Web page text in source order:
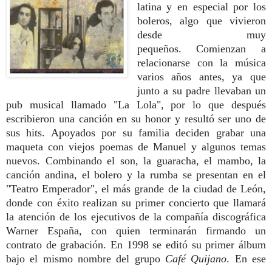
latina y en especial por los
boleros, algo que vivieron
desde muy
pequeños. Comienzan a
relacionarse con la música
varios años antes, ya que
junto a su padre llevaban un
pub musical llamado "La Lola", por lo que después
escribieron una canción en su honor y resultó ser uno de
sus hits. Apoyados por su familia deciden grabar una
maqueta con viejos poemas de Manuel y algunos temas
nuevos. Combinando el son, la guaracha, el mambo, la
canción andina, el bolero y la rumba se presentan en el
"Teatro Emperador", el más grande de la ciudad de León,
donde con éxito realizan su primer concierto que llamará
la atención de los ejecutivos de la compañía discográfica
Warner España, con quien terminarán firmando un
contrato de grabación. En 1998 se editó su primer álbum
bajo el mismo nombre del grupo Café Quijano. En ese